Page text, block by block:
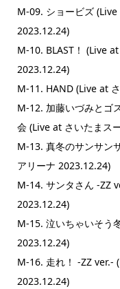
M-09. ショービズ
2023.12.24)
M-10. BLAST！ (Live
2023.12.24)
M-11. HAND (Live at
M-12. 加藤いづみとゴ
会 (Live at さいたまス
M-13. 真冬のサンサン
アリーナ 2023.12.24)
M-14. サンタさん -ZZ
2023.12.24)
M-15. 泣いちゃいそう
2023.12.24)
M-16. 走れ！ -ZZ ver.-
2023.12.24)